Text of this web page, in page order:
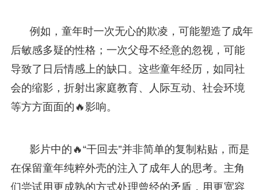
例如，童年时一次无心的欺凌，可能塑造了成年
后敏感多疑的性格；一次父母不经意的忽视，可能
导致了日后情感上的缺口。这些童年经历，如同社
会的缩影，折射出家庭教育、人际互动、社会环境
等方方面面的🔥影响。
影片中的🔥“干回去”并非简单的复制粘贴，而是
在保留童年纯粹外壳的注入了成年人的思考。主角
们尝试用更成熟的方式处理曾经的矛盾，用更宽容